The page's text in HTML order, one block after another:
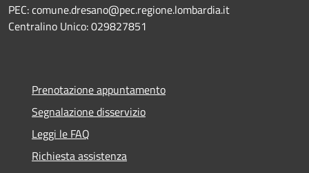
PEC: comune.dresano@pec.regione.lombardia.it
Centralino Unico: 029827851
Prenotazione appuntamento
Segnalazione disservizio
Leggi le FAQ
Richiesta assistenza